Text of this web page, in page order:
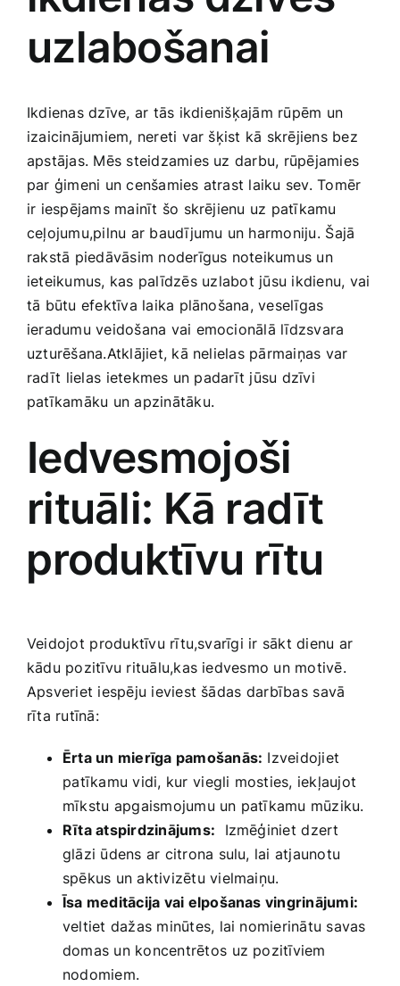
Jaunākie pārdevēji
Raksti
Grāmatas
Gudrā māja
Mājai un remontam
Mājražotājiem
Mājsaimniecības preces
Mēbeles un interjers
Medicīnas preces
Mobilie telefoni, planšetdatori
Pakalpojumi
Pārtikas preces
Preces birojam
Preces pieaugušajiem
Rotaļlietas, bērnu preces
Smaržas, kosmētika
Sports, tūrisms un atpūta
TV un Sadzīves tehnika
uzlabošanai
Ikdienas dzīve, ⁢ar tās ikdienišķajām ‍rūpēm un
izaicinājumiem, nereti var šķist kā‍ skrējiens bez
apstājas. Mēs steidzamies uz darbu, rūpējamies
par ģimeni un ​cenšamies‌ atrast laiku sev. Tomēr
ir​ iespējams mainīt šo skrējienu uz patīkamu
ceļojumu,pilnu ar baudījumu‍ un harmoniju. ⁣Šajā
rakstā piedāvāsim noderīgus​ noteikumus un
ieteikumus, kas palīdzēs⁣ uzlabot jūsu ikdienu, ⁣vai
tā būtu efektīva laika ‍plānošana, veselīgas
ieradumu veidošana ‍vai emocionālā līdzsvara
uzturēšana.Atklājiet, kā nelielas pārmaiņas ⁢var
radīt⁢ lielas ⁣ietekmes un‌ padarīt jūsu dzīvi
patīkamāku un apzinātāku.
Iedvesmojoši
rituāli: Kā radīt
⁢produktīvu rītu
Veidojot ⁢produktīvu rītu,svarīgi ir sākt dienu ar
‍kādu pozitīvu rituālu,kas‌ iedvesmo un motivē.
Apsveriet iespēju ieviest ‍šādas⁤ darbības ⁣savā
rīta rutīnā:
Ērta un mierīga pamošanās: Izveidojiet
⁤patīkamu vidi,‌ kur⁣ viegli mosties,‌ iekļaujot
mīkstu⁣ apgaismojumu un patīkamu mūziku.
Rīta‍ atspirdzinājums: ​ Izmēģiniet⁤ dzert
glāzi ūdens ar citrona sulu, lai atjaunotu
spēkus un aktivizētu vielmaiņu.
Īsa​ meditācija vai‍ elpošanas‌ vingrinājumi:
veltiet dažas ‌minūtes, lai nomierinātu savas
domas un koncentrētos⁤ uz pozitīviem⁢
nodomiem.